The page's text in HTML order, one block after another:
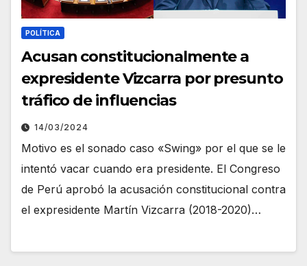
POLÍTICA
Acusan constitucionalmente a
expresidente Vizcarra por presunto
tráfico de influencias
14/03/2024
Motivo es el sonado caso «Swing» por el que se le
intentó vacar cuando era presidente. El Congreso
de Perú aprobó la acusación constitucional contra
el expresidente Martín Vizcarra (2018-2020)…